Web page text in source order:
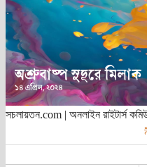
সচলায়তন.com | অনলাইন রাইটার্স